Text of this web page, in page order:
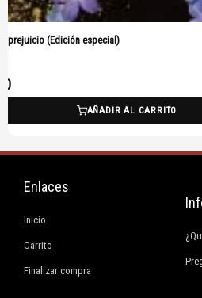
prejuicio (Edición especial)
AÑADIR AL CARRITO
Enlaces
Inicio
Carrito
Finalizar compra